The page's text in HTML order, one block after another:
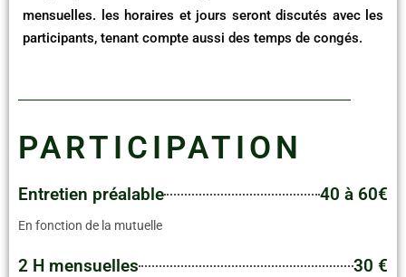
mensuelles. les horaires et jours seront discutés avec les
participants, tenant compte aussi des temps de congés.
PARTICIPATION
Entretien préalable 40 à 60€
En fonction de la mutuelle
2 H mensuelles 30 €